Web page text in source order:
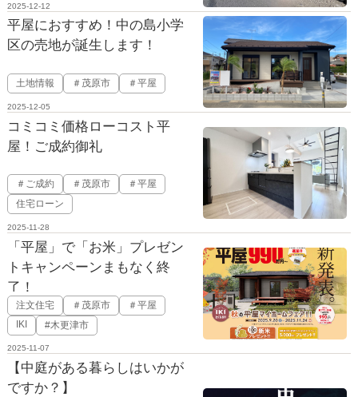
2025-12-12
平屋におすすめ！中の島小学
区の売地が誕生します！
土地情報 ＃茂原市 ＃平屋
2025-12-05
コミコミ価格ローコスト平
屋！ご成約御礼
＃ご成約 ＃茂原市
＃平屋
住宅ローン
2025-11-28
「平屋」で「お米」プレゼン
トキャンペーンまもなく終
了！
注文住宅 ＃茂原市
＃平屋
IKI
#木更津市
2025-11-07
【中庭がある暮らしはいかが
ですか？】